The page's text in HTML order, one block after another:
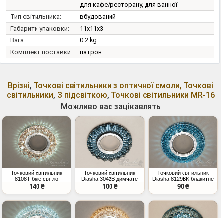
для кафе/ресторану, для ванної
Тип світильника:
вбудований
Габарити упаковки:
11x11x3
Вага:
0.2 kg
Комплект поставки:
патрон
Врізні, Точкові світильники з оптичної смоли, Точкові
світильники, З підсвіткою, Точкові світильники MR-16
Можливо вас зацікавлять
Точковий світильник
8108T біле світло
світлодіодний підсвіт
140 ₴
Точковий світильник
Diasha 3042B димчате
скло LED підсвічування
100 ₴
Точковий світильник
Diasha 8129BK блакитне
скло лед підсвічування
90 ₴